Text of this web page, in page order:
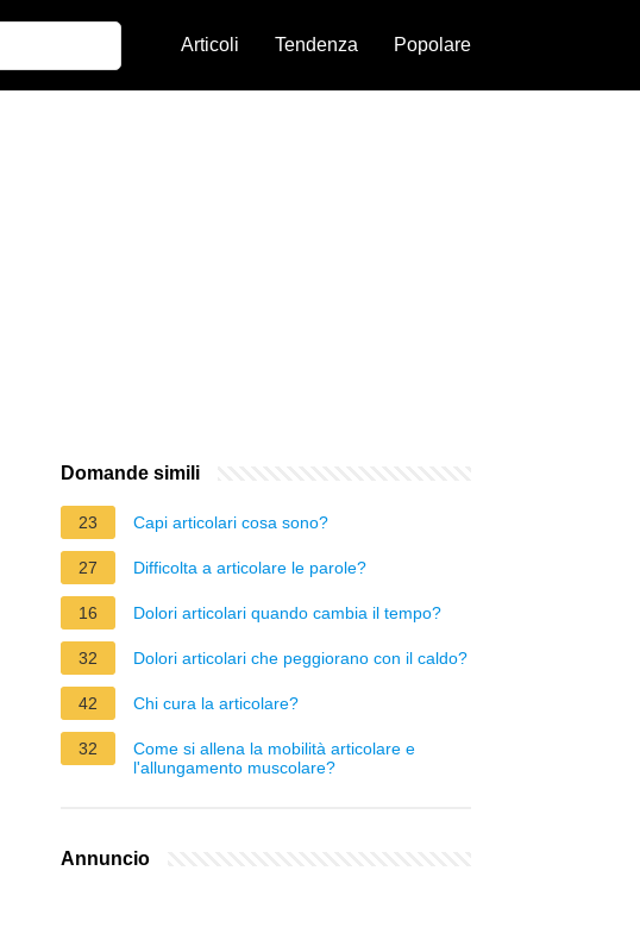
Articoli Tendenza Popolare
Domande simili
23 Capi articolari cosa sono?
27 Difficolta a articolare le parole?
16 Dolori articolari quando cambia il tempo?
32 Dolori articolari che peggiorano con il caldo?
42 Chi cura la articolare?
32
Come si allena la mobilità articolare e
l'allungamento muscolare?
Annuncio